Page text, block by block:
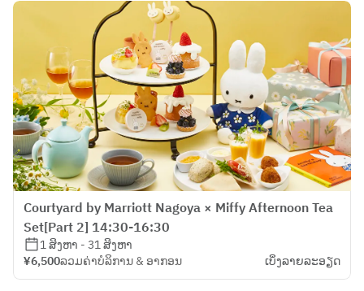
Courtyard by Marriott Nagoya × Miffy Afternoon Tea
Set[Part 2] 14:30-16:30
1 ສິງຫາ - 31 ສິງຫາ
¥6,500ລວມຄ່າບໍລິການ & ອາກອນ ເບິ່ງ​ລາຍ​ລະ​ອຽດ